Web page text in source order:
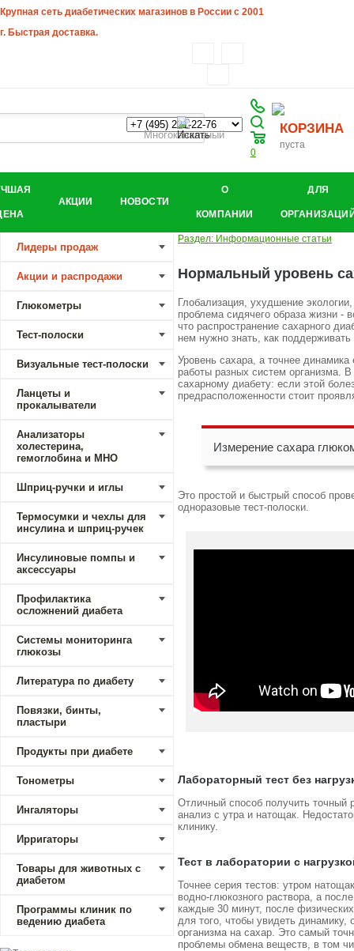
Крупная сеть диабетических магазинов в России с 2001
г. Быстрая доставка.
Многоканальный
0
КОРЗИНА
пуста
АКЦИИ НОВОСТИ
О
КОМПАНИИ
ДЛЯ
Лидеры продаж
Акции и распродажи
Глюкометры
Тест-полоски
Визуальные тест-полоски
Ланцеты и
прокалыватели
Анализаторы
холестерина,
гемоглобина и МНО
Шприц-ручки и иглы
Термосумки и чехлы для
инсулина и шприц-ручек
Инсулиновые помпы и
аксессуары
Профилактика
осложнений диабета
Системы мониторинга
глюкозы
Литература по диабету
Повязки, бинты,
пластыри
Продукты при диабете
Тонометры
Ингаляторы
Ирригаторы
Товары для животных с
диабетом
Программы клиник по
ведению диабета
Раздел: Информационные статьи
Нормальный уровень
Глобализация, ухудшение
проблема сидячего образа жизни -
что распространение сахарного
нем нужно знать, как
Уровень сахара, а точнее
работы разных систем организма.
сахарному диабету: если этой
предрасположенности стоит
Измерение сахара
Это простой и быстрый способ
одноразовые тест-полоски.
Лабораторный тест без
Отличный способ получить точный
анализ с утра и натощак.
клинику.
Тест в лаборатории с
Точнее серия тестов: утром
водно-глюкозного раствора, а
каждые 30 минут, после
для того, чтобы увидеть динамику,
организма на сахар. Это самый
проблемы обмена веществ, в том